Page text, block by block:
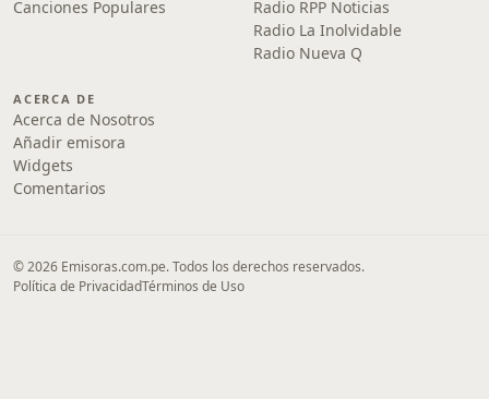
Canciones Populares
Radio RPP Noticias
Radio La Inolvidable
Radio Nueva Q
ACERCA DE
Acerca de Nosotros
Añadir emisora
Widgets
Comentarios
© 2026 Emisoras.com.pe. Todos los derechos reservados.
Política de PrivacidadTérminos de Uso